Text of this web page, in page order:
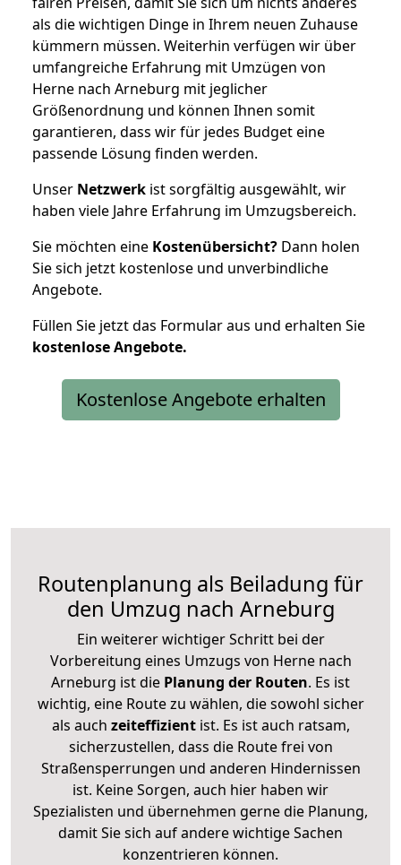
als die wichtigen Dinge in Ihrem neuen Zuhause
kümmern müssen. Weiterhin verfügen wir über
umfangreiche Erfahrung mit Umzügen von
Herne nach Arneburg mit jeglicher
Größenordnung und können Ihnen somit
garantieren, dass wir für jedes Budget eine
passende Lösung finden werden.
Unser Netzwerk ist sorgfältig ausgewählt, wir
haben viele Jahre Erfahrung im Umzugsbereich.
Sie möchten eine Kostenübersicht? Dann holen
Sie sich jetzt kostenlose und unverbindliche
Angebote.
Füllen Sie jetzt das Formular aus und erhalten Sie
kostenloseAngebote.
Kostenlose Angebote erhalten
Routenplanung als Beiladung für
den Umzug nach Arneburg
Ein weiterer wichtiger Schritt bei der
Vorbereitung eines Umzugs von Herne nach
Arneburg ist die Planung der Routen. Es ist
wichtig, eine Route zu wählen, die sowohl sicher
als auch zeiteffizientist. Es ist auch ratsam,
sicherzustellen, dass die Route frei von
Straßensperrungen und anderen Hindernissen
ist. Keine Sorgen, auch hier haben wir
Spezialisten und übernehmen gerne die Planung,
damit Sie sich auf andere wichtige Sachen
konzentrieren können.